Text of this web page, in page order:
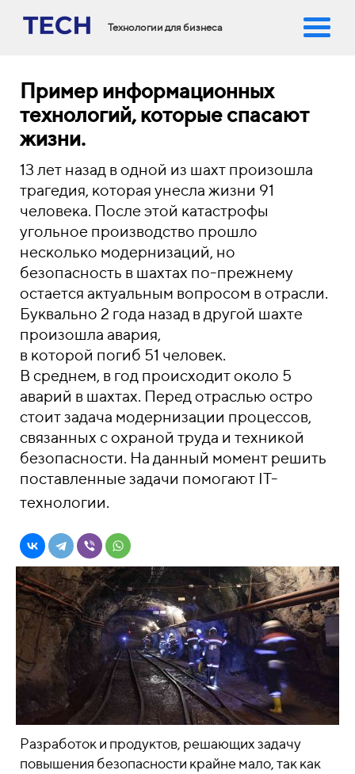
Технологии для бизнеса
Пример информационных
технологий, которые спасают
жизни.
13 лет назад в одной из шахт произошла
трагедия, которая унесла жизни 91
человека. После этой катастрофы
угольное производство прошло
несколько модернизаций, но
безопасность в шахтах по-прежнему
остается актуальным вопросом в отрасли.
Буквально 2 года назад в другой шахте
произошла авария,
в которой погиб 51 человек.
В среднем, в год происходит около 5
аварий в шахтах. Перед отраслью остро
стоит задача модернизации процессов,
связанных с охраной труда и техникой
безопасности. На данный момент решить
поставленные задачи помогают IT-
технологии.
Разработок и продуктов, решающих задачу
повышения безопасности крайне мало, так как